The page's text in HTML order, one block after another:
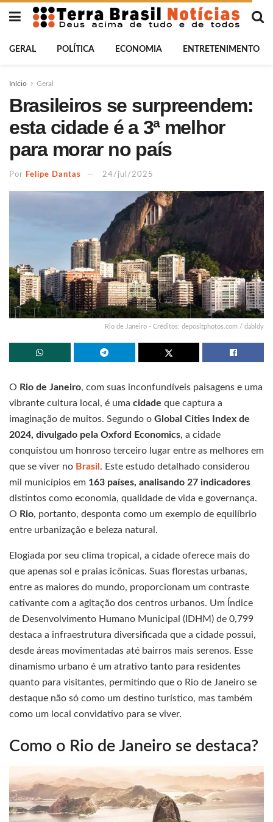
GERAL POLÍTICA ECONOMIA ENTRETENIMENTO
Início Geral
Brasileiros se surpreendem:
esta cidade é a 3ª melhor
para morar no país
Por Felipe Dantas 24/jul/2025
Rio de Janeiro - Créditos: depositphotos.com / dabldy
O Rio de Janeiro, com suas inconfundíveis paisagens e uma
vibrante cultura local, é uma cidade que captura a
imaginação de muitos. Segundo o Global Cities Index de
2024, divulgado pela Oxford Economics, a cidade
conquistou um honroso terceiro lugar entre as melhores em
que se viver no Brasil . Este estudo detalhado considerou
mil municípios em 163 países, analisando 27 indicadores
distintos como economia, qualidade de vida e governança.
O Rio, portanto, desponta como um exemplo de equilíbrio
entre urbanização e beleza natural.
Elogiada por seu clima tropical, a cidade oferece mais do
que apenas sol e praias icônicas. Suas florestas urbanas,
entre as maiores do mundo, proporcionam um contraste
cativante com a agitação dos centros urbanos. Um Índice
de Desenvolvimento Humano Municipal (IDHM) de 0,799
destaca a infraestrutura diversificada que a cidade possui,
desde áreas movimentadas até bairros mais serenos. Esse
dinamismo urbano é um atrativo tanto para residentes
quanto para visitantes, permitindo que o Rio de Janeiro se
destaque não só como um destino turístico, mas também
como um local convidativo para se viver.
Como o Rio de Janeiro se destaca?